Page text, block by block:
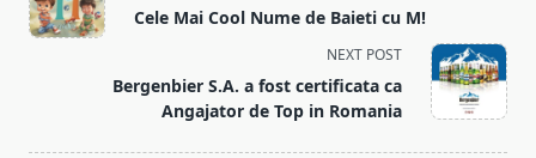
subtitle
text">Page</span>
Cele Mai Cool Nume de Baieti cu M!
NEXT POST
Bergenbier S.A. a fost certificata ca
Angajator de Top in Romania